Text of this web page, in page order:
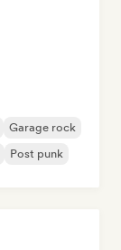
Garage rock
Post punk